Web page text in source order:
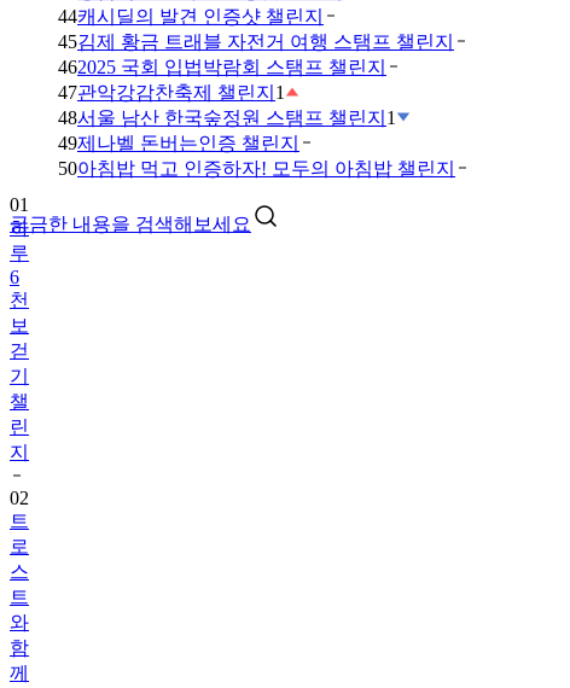
44캐시딜의 발견 인증샷 챌린지
45김제 황금 트래블 자전거 여행 스탬프 챌린지
462025 국회 입법박람회 스탬프 챌린지
47관악강감찬축제 챌린지 1
48서울 남산 한국숲정원 스탬프 챌린지 1
49제나벨 돈버는인증 챌린지
50아침밥 먹고 인증하자! 모두의 아침밥 챌린지
궁금한 내용을 검색해보세요
루
6
천
보
걷
기
챌
린
지
02
트
로
스
트
와
함
께
하
는